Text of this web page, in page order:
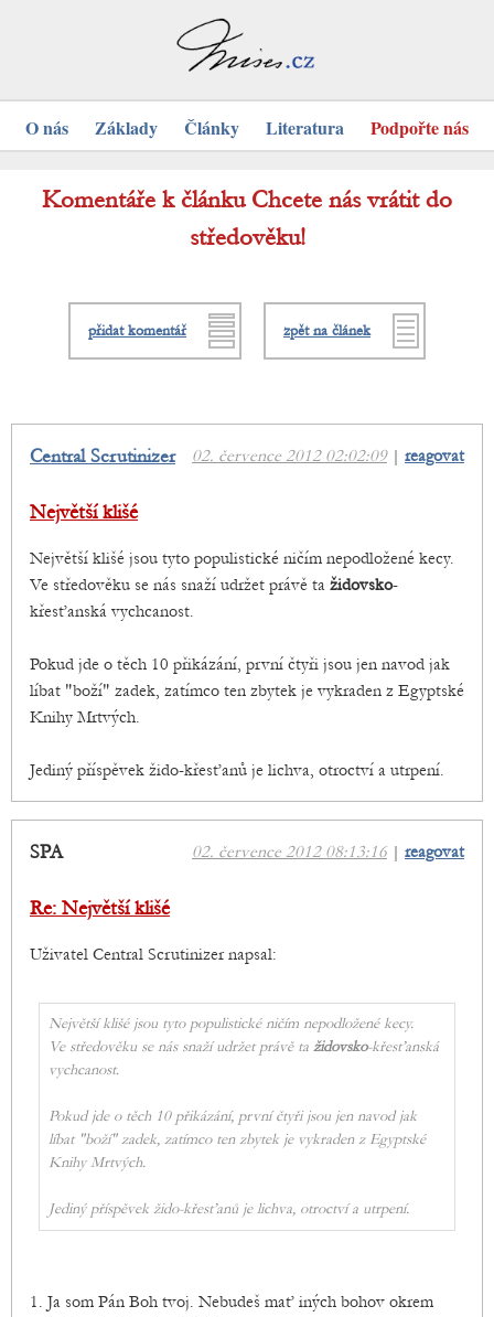
O nás Základy Články Literatura Podpořte nás
Komentáře k článku Chcete nás vrátit do
středověku!
přidat komentář zpět na článek
02. července 2012 02:02:09| reagovat
Central Scrutinizer
Největší klišé
Největší klišé jsou tyto populistické ničím nepodložené kecy.
Ve středověku se nás snaží udržet právě ta židovsko-
křesťanská vychcanost.
Pokud jde o těch 10 přikázání, první čtyři jsou jen navod jak
líbat "boží" zadek, zatímco ten zbytek je vykraden z Egyptské
Knihy Mrtvých.
Jediný příspěvek žido-křesťanů je lichva, otroctví a utrpení.
02. července 2012 08:13:16 | reagovat
SPA
Re: Největší klišé
Uživatel Central Scrutinizer napsal:
Největší klišé jsou tyto populistické ničím nepodložené kecy.
Ve středověku se nás snaží udržet právě ta židovsko-křesťanská
vychcanost.
Pokud jde o těch 10 přikázání, první čtyři jsou jen navod jak
líbat "boží" zadek, zatímco ten zbytek je vykraden z Egyptské
Knihy Mrtvých.
Jediný příspěvek žido-křesťanů je lichva, otroctví a utrpení.
1. Ja som Pán Boh tvoj. Nebudeš mať iných bohov okrem